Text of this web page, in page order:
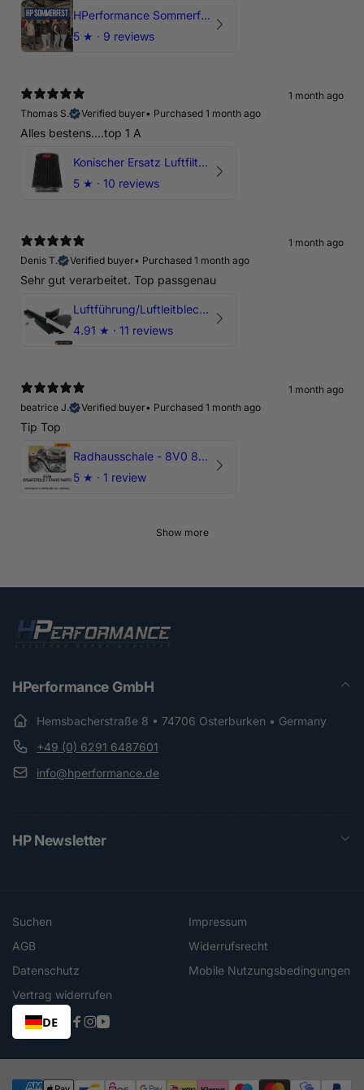
HPerformance Sommerfest 2026
5 ★ · 9 reviews
1 month ago
Thomas S.
Verified buyer• Purchased 1 month ago
Alles bestens....top 1 A
Konischer Ersatz Luftfilter Pilz - 4" & 5" Offene Ansaugung
5 ★ · 10 reviews
1 month ago
Denis T.
Verified buyer• Purchased 1 month ago
Sehr gut verarbeitet. Top passgenau
Luftführung/Luftleitblech 5" 125mm offene Ansaugung HPerformance
4.91 ★ · 11 reviews
1 month ago
beatrice J.
Verified buyer• Purchased 1 month ago
Tip Top
Radhausschale - 8V0 821 191 C - Original Ersatzteil für Audi RS3 Sportback
5 ★ · 1 review
Show more
HPerformance GmbH
Hemsbacherstraße 8 • 74706 Osterburken • Germany
+49 (0) 6291 6487601
info@hperformance.de
HP Newsletter
Suchen
Impressum
AGB
Widerrufsrecht
Datenschutz
Mobile Nutzungsbedingungen
Vertrag widerrufen
DE
Facebook
Instagram
YouTube